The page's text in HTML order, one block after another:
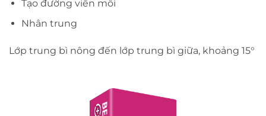
Tạo đường viền môi
Nhân trung
Lớp trung bì nông đến lớp trung bì giữa, khoảng 15°